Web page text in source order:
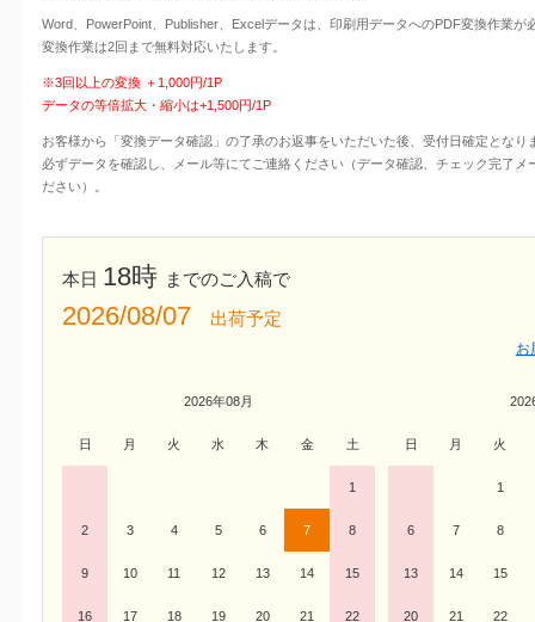
Word、PowerPoint、Publisher、Excelデータは、印刷用データへのPDF変換作業が
変換作業は2回まで無料対応いたします。
※3回以上の変換 ＋1,000円/1P
データの等倍拡大・縮小は+1,500円/1P
お客様から「変換データ確認」の了承のお返事をいただいた後、受付日確定となり
必ずデータを確認し、メール等にてご連絡ください（データ確認、チェック完了メ
ださい）。
本日 18時 までのご入稿で
2026/08/07 出荷予定
お
2026年08月
日 月 火 水 木 金 土
1
2 3 4 5 6 7 8
9 10 11 12 13 14 15
16 17 18 19 20 21 22
日 月 火
1
6 7 8
13 14 15
20 21 22